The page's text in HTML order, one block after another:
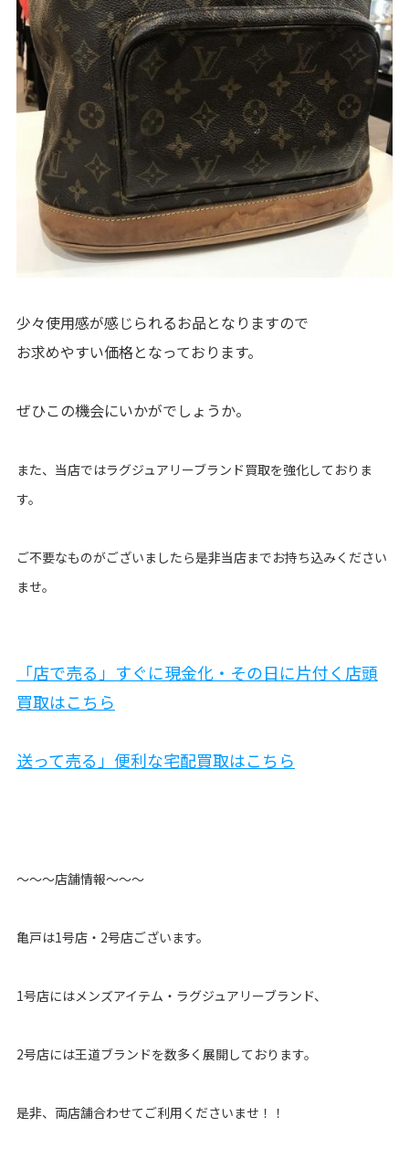
少々使用感が感じられるお品となりますので
お求めやすい価格となっております。
ぜひこの機会にいかがでしょうか。
また、当店ではラグジュアリーブランド買取を強化しておりま
す。
ご不要なものがございましたら是非当店までお持ち込みください
ませ。
「店で売る」すぐに現金化・その日に片付く店頭
買取はこちら
送って売る」便利な宅配買取はこちら
〜〜〜店舗情報〜〜〜
亀戸は1号店・2号店ございます。
1号店にはメンズアイテム・ラグジュアリーブランド、
2号店には王道ブランドを数多く展開しております。
是非、両店舗合わせてご利用くださいませ！！